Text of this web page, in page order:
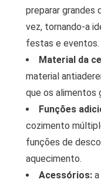
preparar grandes
vez, tornando-a
festas e eventos.
Material da
material
que os alimentos
Funções
cozimento
funções de
aquecimento.
Acessórios: